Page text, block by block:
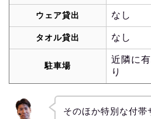
ウェア貸出 なし
タオル貸出 なし
駐車場
近隣に
り
そのほか特別な付帯